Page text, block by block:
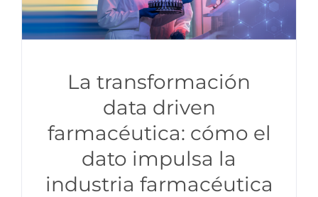
La transformación
data driven
farmacéutica: cómo el
dato impulsa la
industria farmacéutica